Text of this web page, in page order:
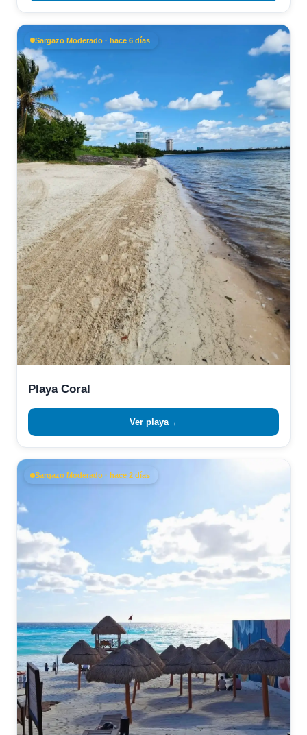
Sargazo Moderado · hace 6 días
Playa Coral
Ver playa→
Sargazo Moderado · hace 2 días